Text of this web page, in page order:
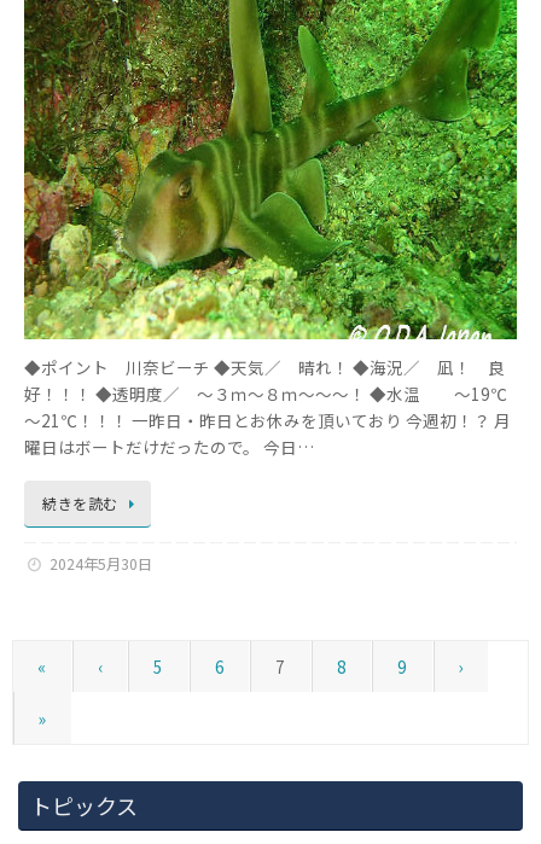
◆ポイント 川奈ビーチ ◆天気／ 晴れ！ ◆海況／ 凪！ 良
好！！！ ◆透明度／ ～３ｍ～８ｍ～～～！ ◆水温 ～19℃
～21℃！！！ 一昨日・昨日とお休みを頂いており 今週初！？ 月
曜日はボートだけだったので。 今日…
続きを読む
2024年5月30日
« ‹ 5 6 7 8 9 ›
»
トピックス